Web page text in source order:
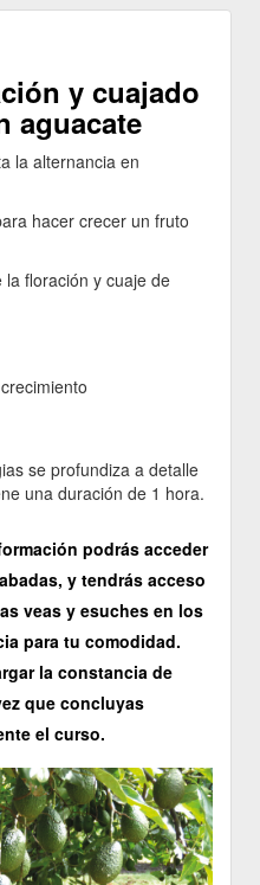
y cuajado
aguacate
la alternancia en
hacer crecer un fruto
floración y cuaje de
se profundiza a detalle
una duración de 1 hora.
podrás acceder
y tendrás acceso
veas y esuches en los
para tu comodidad.
la constancia de
que concluyas
el curso.